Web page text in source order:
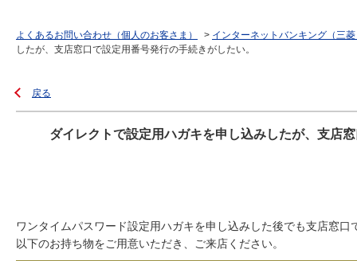
よくあるお問い合わせ（個人のお客さま） > インターネットバンキング（三
したが、支店窓口で設定用番号発行の手続きがしたい。
戻る
ダイレクトで設定用ハガキを申し込みしたが、支店
ワンタイムパスワード設定用ハガキを申し込みした後でも支店窓
以下のお持ち物をご用意いただき、ご来店ください。